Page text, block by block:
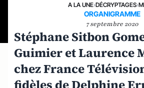
A LA UNE›DÉCRYPTAGES›
ORGANIGRAMME
7 septembre 2020
Stéphane Sitbon
Guimier et Laurence
chez France